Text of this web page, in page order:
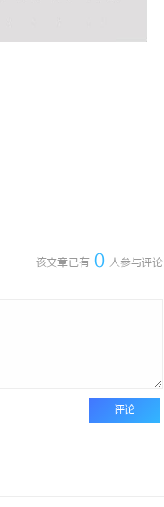
该文章已有 0 人参与评论
评论